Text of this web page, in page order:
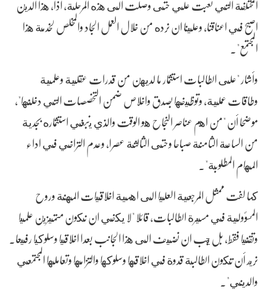
اصبح في اعناقنا، وعلينا ان نرده من خلال العمل الجاد والمخلص لخدمة هذا
المجتمع".
وأشار "على الطالبات استثمار ما لديهن من قدرات عقلية وعلمية
وطاقات عملية، وتوظيفها بصدق واخلاص ضمن التخصصات التي دخلنها"،
موضحا أن "من اهم عناصر النجاح هو الوقت والذي ينبغي استثماره بجدية
من الساعة الثامنة صباحا وحتى الثالثة عصرا، وعدم التراخي في اداء
المهام المطلوبة".
كما لفت ممثل المرجعية العليا الى اهمية اخلاقيات المهنة وروح
المسؤولية في مسيرة الطالبات، قائلا "لا يكفي ان نكون متميزين علميا
وتقنيا فقط، بل يجب ان نضيف الى هذا الجانب بعدا اخلاقيا وسلوكيا رفيعا.
نريد أن تكون الطالبة قدوة في اخلاقها وسلوكها والتزامها وتعاملها المجتمعي
والديني".